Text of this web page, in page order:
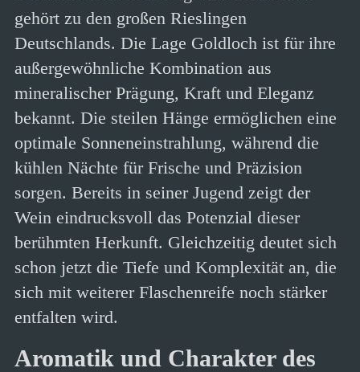
gehört zu den großen Rieslingen
Deutschlands. Die Lage Goldloch ist für ihre
außergewöhnliche Kombination aus
mineralischer Prägung, Kraft und Eleganz
bekannt. Die steilen Hänge ermöglichen eine
optimale Sonneneinstrahlung, während die
kühlen Nächte für Frische und Präzision
sorgen. Bereits in seiner Jugend zeigt der
Wein eindrucksvoll das Potenzial dieser
berühmten Herkunft. Gleichzeitig deutet sich
schon jetzt die Tiefe und Komplexität an, die
sich mit weiterer Flaschenreife noch stärker
entfalten wird.
Aromatik und Charakter des